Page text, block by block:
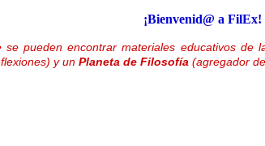
¡Bienvenid@ a
pueden encontrar materiales educativos de
y un Planeta de Filosofía (agregador